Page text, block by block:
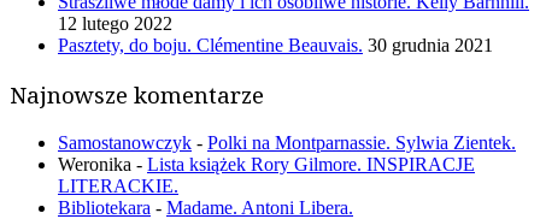
12 lutego 2022
Pasztety, do boju. Clémentine Beauvais. 30 grudnia 2021
Najnowsze komentarze
Samostanowczyk - Polki na Montparnassie. Sylwia Zientek.
Weronika - Lista książek Rory Gilmore. INSPIRACJE
LITERACKIE.
Bibliotekara - Madame. Antoni Libera.